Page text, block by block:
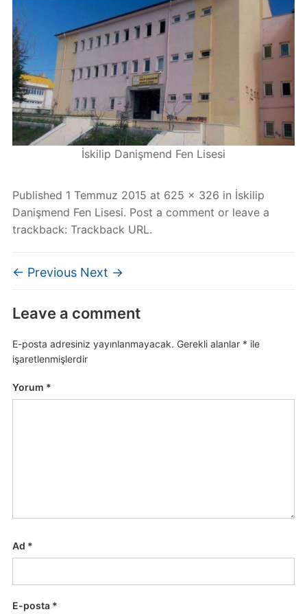
İskilip Danişmend Fen Lisesi
Published 1 Temmuz 2015 at 625 × 326 in İskilip
Danişmend Fen Lisesi. Post a comment or leave a
trackback: Trackback URL.
← Previous Next →
Leave a comment
E-posta adresiniz yayınlanmayacak. Gerekli alanlar * ile
işaretlenmişlerdir
Yorum *
Ad *
E-posta *